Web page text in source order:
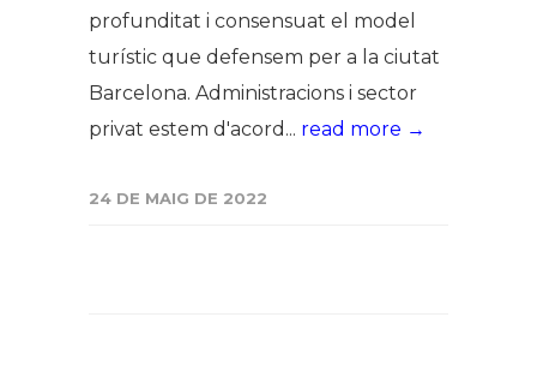
profunditat i consensuat el model
turístic que defensem per a la ciutat
Barcelona. Administracions i sector
privat estem d'acord... read more →
24 DE MAIG DE 2022